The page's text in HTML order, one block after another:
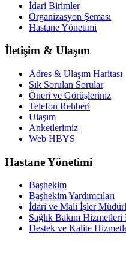
İdari Birimler
Organizasyon Şeması
Hastane Yönetimi
İletişim & Ulaşım
Adres & Ulaşım Haritası
Sık Sorulan Sorular
Öneri ve Görüşleriniz
Telefon Rehberi
Ulaşım
Anketlerimiz
Web HBYS
Hastane Yönetimi
Başhekim
Başhekim Yardımcıları
İdari ve Mali İşler
Sağlık Bakım
Destek ve Kalite